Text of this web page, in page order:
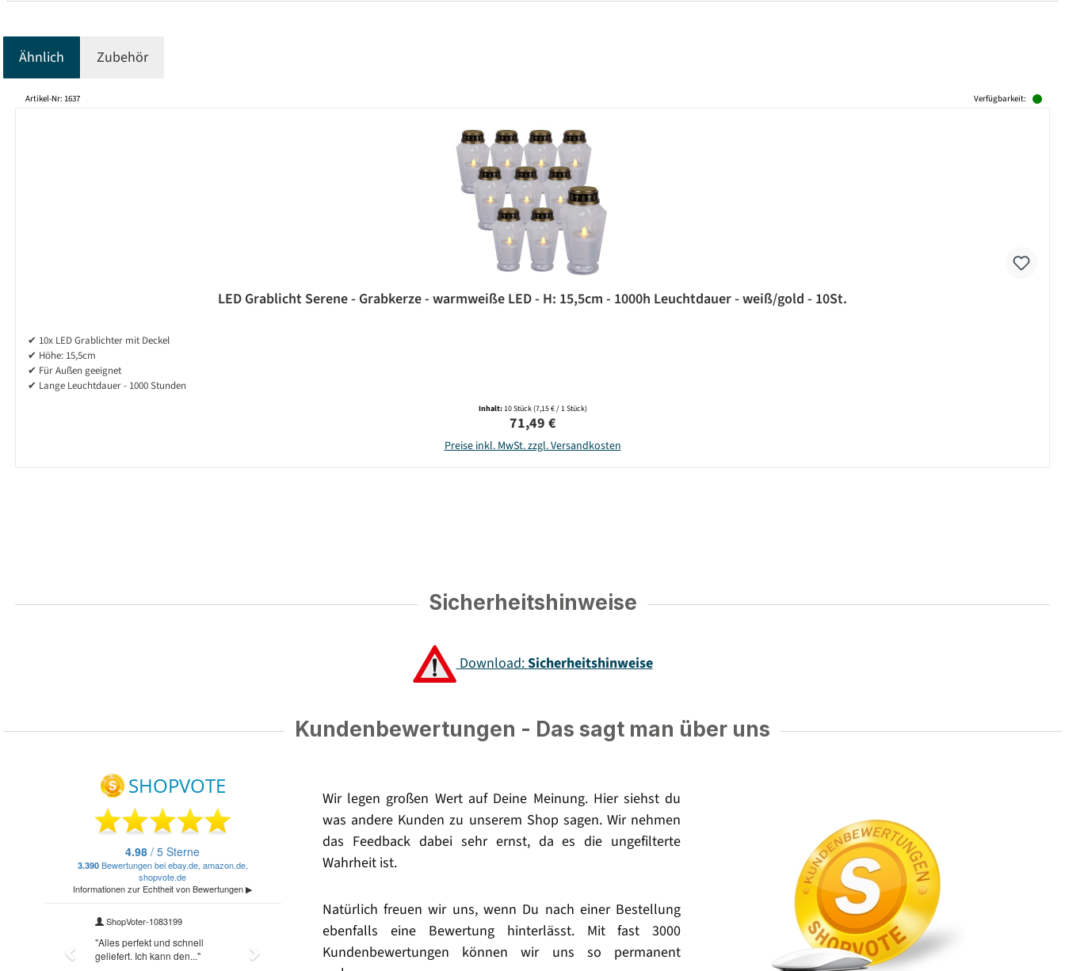
Ähnlich Zubehör
Produktgalerie überspringen
Artikel-Nr: 1637 Verfügbarkeit:
LED Grablicht Serene - Grabkerze - warmweiße LED - H: 15,5cm - 1000h Leuchtdauer - weiß/gold - 10St.
✔ 10x LED Grablichter mit Deckel
✔ Höhe: 15,5cm
✔ Für Außen geeignet
✔ Lange Leuchtdauer - 1000 Stunden
Inhalt:10 Stück(7,15 € / 1 Stück)
Regulärer Preis:
71,49 €
Preise inkl. MwSt. zzgl. Versandkosten
Sicherheitshinweise
Download:Sicherheitshinweise
Kundenbewertungen - Das sagt man über uns
Wir legen großen Wert auf Deine Meinung. Hier siehst du
was andere Kunden zu unserem Shop sagen. Wir nehmen
das Feedback dabei sehr ernst, da es die ungefilterte
Wahrheit ist.
Natürlich freuen wir uns, wenn Du nach einer Bestellung
ebenfalls eine Bewertung hinterlässt. Mit fast 3000
Kundenbewertungen können wir uns so permanent